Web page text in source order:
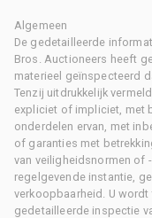
Algemeen
De gedetailleerde
Bros. Auctioneers heeft
materieel geïnspecteerd
Tenzij uitdrukkelijk
expliciet of impliciet, met
onderdelen ervan, met
of garanties met
van veiligheidsnormen of
regelgevende instantie,
verkoopbaarheid. U
gedetailleerde inspectie